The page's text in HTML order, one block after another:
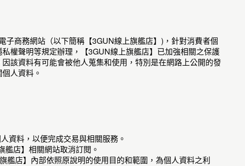
商務網站（以下簡稱【3GUN線上旗艦店】)，針對消費者個
權聲明等規定辦理，【3GUN線上旗艦店】已加強相關之保護
該資料有可能會被他人蒐集和使用，特別是在網路上公開的發
人資料。
資料，以便完成交易與相關服務。
店】相關網站取消訂閱。
艦店】內部依照原說明的使用目的和範圍，為個人資料之利